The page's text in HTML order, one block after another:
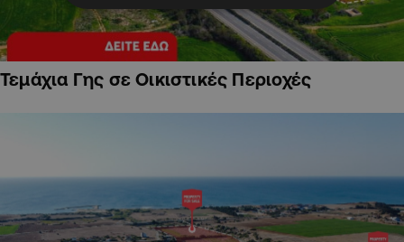
Τεμάχια Γης σε Οικιστικές Περιοχές